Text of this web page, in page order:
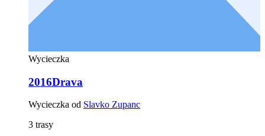
Wycieczka
2016Drava
Wycieczka od Slavko Zupanc
3 trasy